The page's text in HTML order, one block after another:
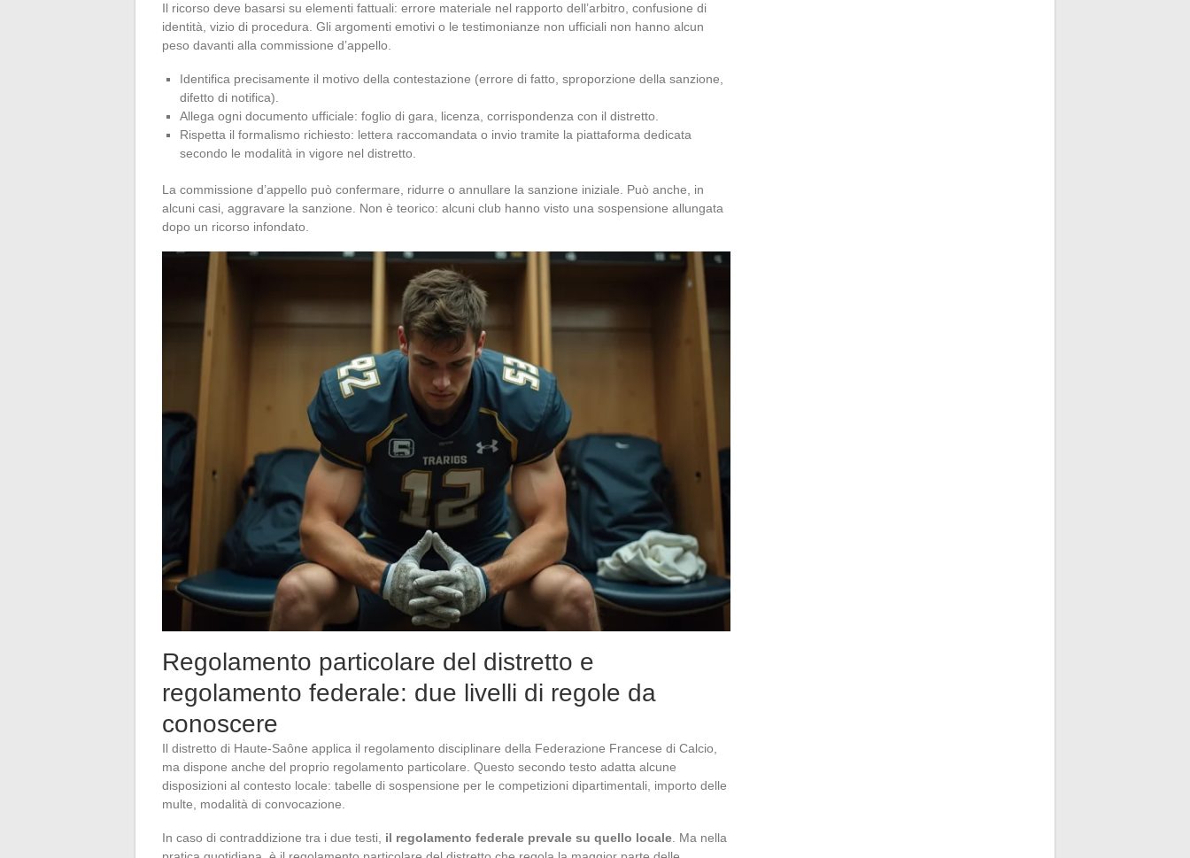
Il ricorso deve basarsi su elementi fattuali: errore materiale nel rapporto dell’arbitro, confusione di
identità, vizio di procedura. Gli argomenti emotivi o le testimonianze non ufficiali non hanno alcun
peso davanti alla commissione d’appello.
Identifica precisamente il motivo della contestazione (errore di fatto, sproporzione della sanzione,
difetto di notifica).
Allega ogni documento ufficiale: foglio di gara, licenza, corrispondenza con il distretto.
Rispetta il formalismo richiesto: lettera raccomandata o invio tramite la piattaforma dedicata
secondo le modalità in vigore nel distretto.
La commissione d’appello può confermare, ridurre o annullare la sanzione iniziale. Può anche, in
alcuni casi, aggravare la sanzione. Non è teorico: alcuni club hanno visto una sospensione allungata
dopo un ricorso infondato.
Regolamento particolare del distretto e
regolamento federale: due livelli di regole da
conoscere
Il distretto di Haute-Saône applica il regolamento disciplinare della Federazione Francese di Calcio,
ma dispone anche del proprio regolamento particolare. Questo secondo testo adatta alcune
disposizioni al contesto locale: tabelle di sospensione per le competizioni dipartimentali, importo delle
multe, modalità di convocazione.
In caso di contraddizione tra i due testi, il regolamento federale prevale su quello locale . Ma nella